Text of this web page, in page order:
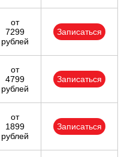
от
7299
рублей
Записаться
от
4799
рублей
Записаться
от
1899
рублей
Записаться